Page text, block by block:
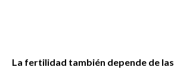
La fertilidad también depende de las